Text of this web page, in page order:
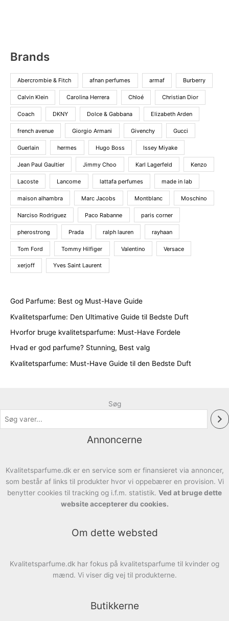
Brands
Abercrombie & Fitch afnan perfumes armaf Burberry
Calvin Klein Carolina Herrera Chloé Christian Dior
Coach DKNY Dolce & Gabbana Elizabeth Arden
french avenue Giorgio Armani Givenchy Gucci
Guerlain hermes Hugo Boss Issey Miyake
Jean Paul Gaultier Jimmy Choo Karl Lagerfeld Kenzo
Lacoste Lancome lattafa perfumes made in lab
maison alhambra Marc Jacobs Montblanc Moschino
Narciso Rodriguez Paco Rabanne paris corner
pherostrong Prada ralph lauren rayhaan
Tom Ford Tommy Hilfiger Valentino Versace
xerjoff Yves Saint Laurent
God Parfume: Best og Must-Have Guide
Kvalitetsparfume: Den Ultimative Guide til Bedste Duft
Hvorfor bruge kvalitetsparfume: Must-Have Fordele
Hvad er god parfume? Stunning, Best valg
Kvalitetsparfume: Must-Have Guide til den Bedste Duft
Søg
Annoncerne
Kvalitetsparfume.dk er en service som er finansieret via annoncer,
som består af links til produkter hvor vi oppebærer en provision. Vi
benytter cookies til tracking og i.f.m. statistik. Ved at bruge dette
website accepterer du cookies.
Om dette websted
Kvalitetsparfume.dk har fokus på kvalitetsparfume til kvinder og
mænd. Vi viser dig vej til produkterne.
Butikkerne